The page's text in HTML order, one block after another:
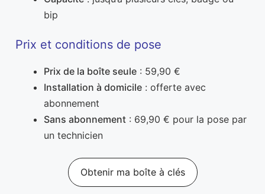
bip
Prix et conditions de pose
Prix de la boîte seule : 59,90 €
Installation à domicile : offerte avec
abonnement
Sans abonnement : 69,90 € pour la pose par
un technicien
Obtenir ma boîte à clés